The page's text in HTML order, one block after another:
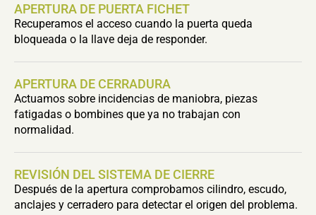
APERTURA DE PUERTA FICHET
Recuperamos el acceso cuando la puerta queda
bloqueada o la llave deja de responder.
APERTURA DE CERRADURA
Actuamos sobre incidencias de maniobra, piezas
fatigadas o bombines que ya no trabajan con
normalidad.
REVISIÓN DEL SISTEMA DE CIERRE
Después de la apertura comprobamos cilindro, escudo,
anclajes y cerradero para detectar el origen del problema.